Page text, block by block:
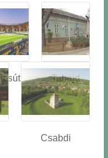
Tabajd
Csabdi